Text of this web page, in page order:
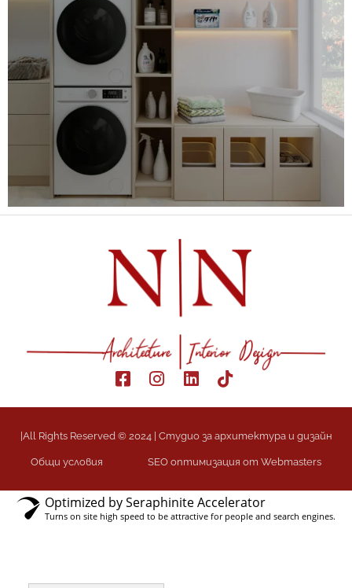
|All Rights Reserved © 2024 | Студио за архитектура и дизайн
Общи условия SEO оптимизация от Webmasters
Optimized by Seraphinite Accelerator
Turns on site high speed to be attractive for people and search engines.